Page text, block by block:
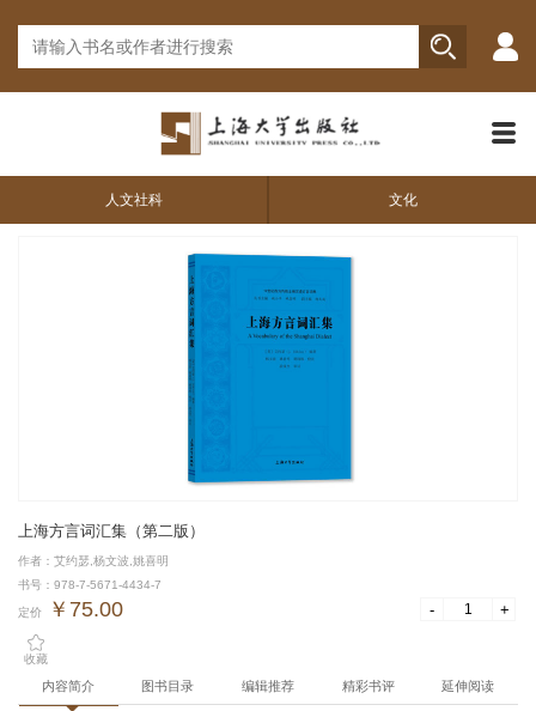
人文社科 文化
上海方言词汇集（第二版）
作者：艾约瑟,杨文波,姚喜明
书号：978-7-5671-4434-7
定价 ￥75.00 - +
收藏
内容简介 图书目录 编辑推荐 精彩书评 延伸阅读